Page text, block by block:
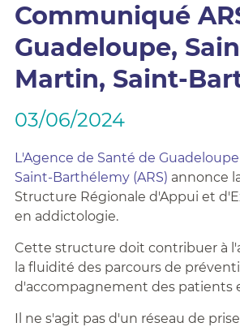
Communiqué
Guadeloupe,
Martin, Saint-
03/06/2024
L'Agence de Santé de
Saint-Barthélemy (ARS) annonce
Structure Régionale d'Appui et
en addictologie.
Cette structure doit contribuer à
la fluidité des parcours de
d'accompagnement des patients
Il ne s'agit pas d'un réseau de